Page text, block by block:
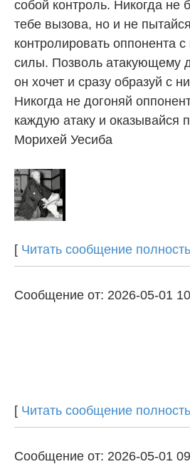
собой контроль. Никогда не
тебе вызова, но и не
контролировать оппонента
силы. Позволь атакующему
он хочет и сразу образуй с
Никогда не догоняй
каждую атаку и оказывайся
Морихей Уесиба
[ Читать сообщение
Сообщение от: 2026-05-01
[ Читать сообщение
Сообщение от: 2026-05-01